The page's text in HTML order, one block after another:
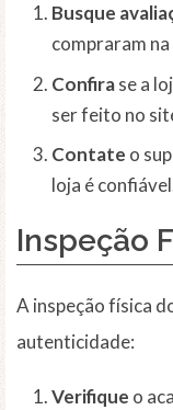
Busque
compraram na
Confirase a
ser feito no
Contate o
loja é
Inspeção
A inspeção física
autenticidade:
Verifique o